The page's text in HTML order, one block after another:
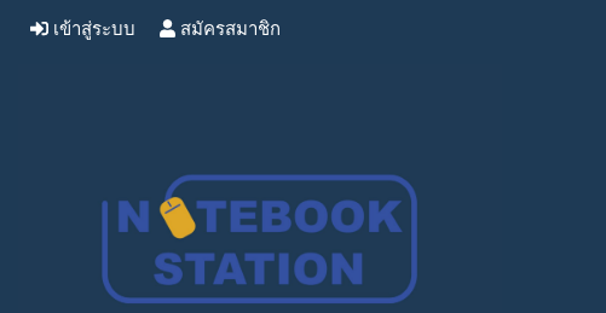
เข้าสู่ระบบ สมัครสมาชิก